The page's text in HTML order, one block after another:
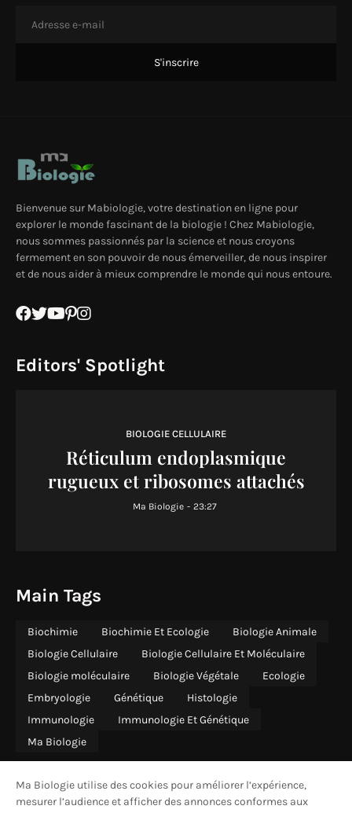
Bienvenue sur Mabiologie, votre destination en ligne pour
explorer le monde fascinant de la biologie ! Chez Mabiologie,
nous sommes passionnés par la science et nous croyons
fermement en son pouvoir de nous émerveiller, de nous inspirer
et de nous aider à mieux comprendre le monde qui nous entoure.
Editors' Spotlight
BIOLOGIE CELLULAIRE
Réticulum endoplasmique
rugueux et ribosomes attachés
Ma Biologie - 23:27
Main Tags
Biochimie Biochimie Et Ecologie
Biologie Animale
Biologie Cellulaire
Biologie Cellulaire Et Moléculaire
Biologie moléculaire
Biologie Végétale
Ecologie
Embryologie
Génétique
Histologie
Immunologie
Immunologie Et Génétique
Ma Biologie
Ma Biologie utilise des cookies pour améliorer l’expérience,
mesurer l’audience et afficher des annonces conformes aux